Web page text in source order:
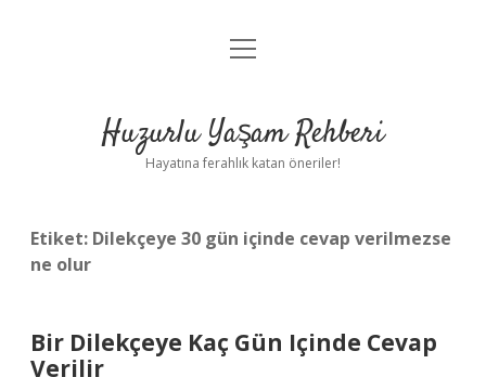
Anasayfa
Yasal Uyarı
menüyü
Huzurlu Yaşam Rehberi
Hayatına ferahlık katan öneriler!
Etiket: Dilekçeye 30 gün içinde cevap verilmezse
ne olur
Bir Dilekçeye Kaç Gün Içinde Cevap
Verilir